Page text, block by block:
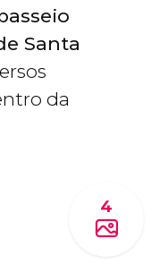
Santa
da
4